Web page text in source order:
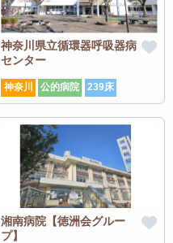
神奈川県立循環器呼吸器病
センター
神奈川 公的病院 239床
湘南病院【徳洲会グルー
プ】